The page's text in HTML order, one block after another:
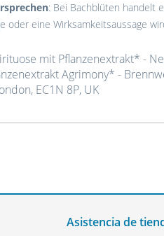
: Bei Bachblüten handelt
oder eine Wirksamkeitsaussage
mit Pflanzenextrakt* -
Agrimony* -
EC1N 8P, UK
Asistencia de